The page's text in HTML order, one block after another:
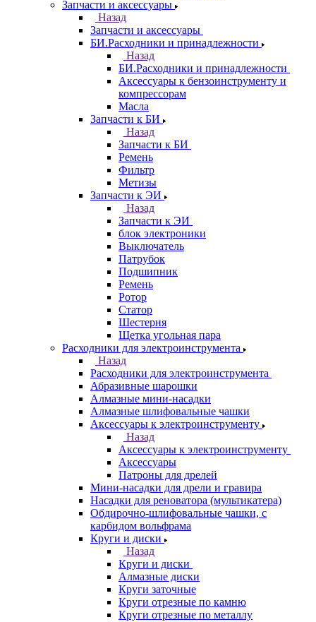
Запчасти и аксессуары
Назад
Запчасти и аксессуары
БИ.Расходники и принадлежности
Назад
БИ.Расходники и принадлежности
Аксессуары к бензоинструменту и
компрессорам
Масла
Запчасти к БИ
Назад
Запчасти к БИ
Ремень
Фильтр
Метизы
Запчасти к ЭИ
Назад
Запчасти к ЭИ
блок электроники
Выключатель
Патрубок
Подшипник
Ремень
Ротор
Статор
Шестерня
Щетка угольная пара
Расходники для электроинструмента
Назад
Расходники для электроинструмента
Абразивные шарошки
Алмазные мини-насадки
Алмазные шлифовальные чашки
Аксессуары к электроинструменту
Назад
Аксессуары к электроинструменту
Аксессуары
Патроны для дрелей
Мини-насадки для дрели и гравира
Насадки для реноватора (мультикатера)
Обдирочно-шлифовальные чашки, с
карбидом вольфрама
Круги и диски
Назад
Круги и диски
Алмазные диски
Круги заточные
Круги отрезные по камню
Круги отрезные по металлу